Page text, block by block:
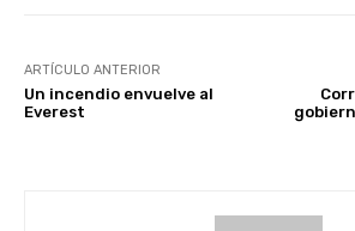
ARTÍCULO ANTERIOR
Un incendio envuelve al
Everest